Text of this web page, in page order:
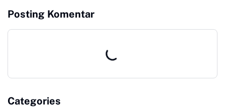
Posting Komentar
Categories